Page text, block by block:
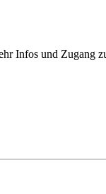
Infos und Zugang